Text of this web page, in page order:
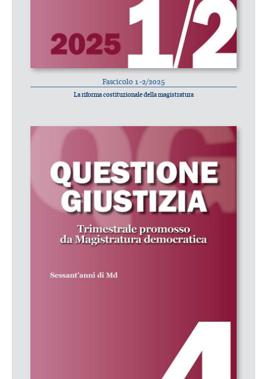
Fascicolo 1-2/2025
La riforma costituzionale della magistratura